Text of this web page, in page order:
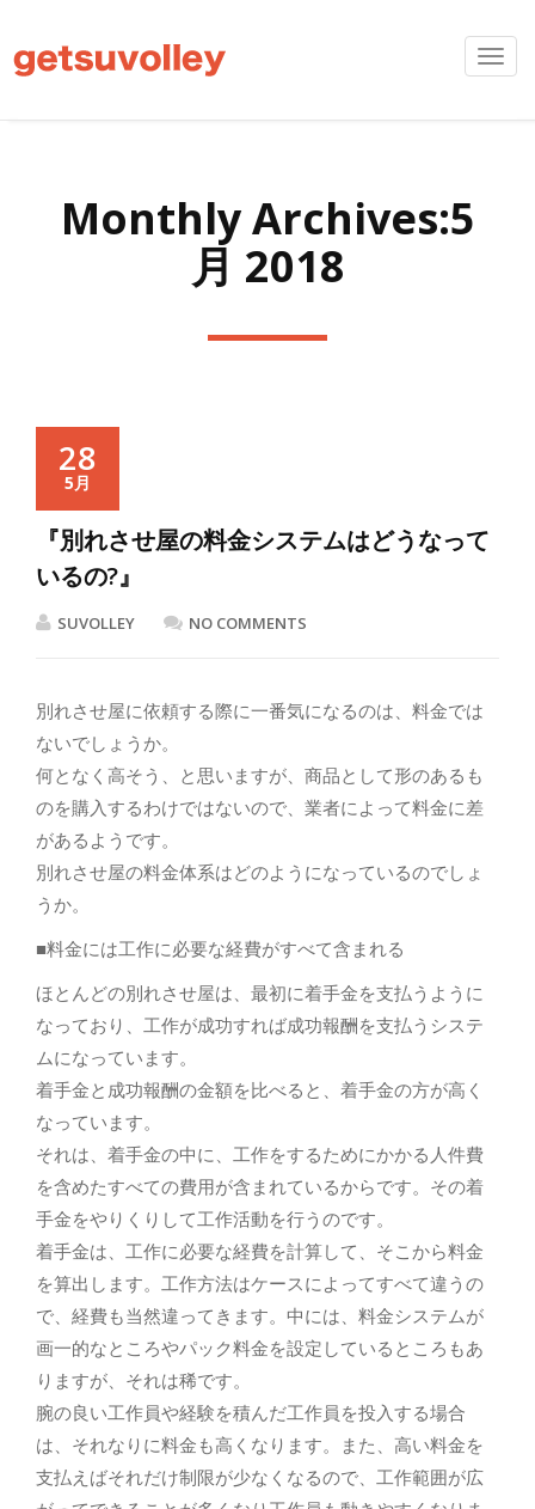
Monthly Archives:5
月 2018
28
5月
『別れさせ屋の料金システムはどうなって
いるの?』
SUVOLLEY NO COMMENTS
別れさせ屋に依頼する際に一番気になるのは、料金では
ないでしょうか。
何となく高そう、と思いますが、商品として形のあるも
のを購入するわけではないので、業者によって料金に差
があるようです。
別れさせ屋の料金体系はどのようになっているのでしょ
うか。
■料金には工作に必要な経費がすべて含まれる
ほとんどの別れさせ屋は、最初に着手金を支払うように
なっており、工作が成功すれば成功報酬を支払うシステ
ムになっています。
着手金と成功報酬の金額を比べると、着手金の方が高く
なっています。
それは、着手金の中に、工作をするためにかかる人件費
を含めたすべての費用が含まれているからです。その着
手金をやりくりして工作活動を行うのです。
着手金は、工作に必要な経費を計算して、そこから料金
を算出します。工作方法はケースによってすべて違うの
で、経費も当然違ってきます。中には、料金システムが
画一的なところやパック料金を設定しているところもあ
りますが、それは稀です。
腕の良い工作員や経験を積んだ工作員を投入する場合
は、それなりに料金も高くなります。また、高い料金を
支払えばそれだけ制限が少なくなるので、工作範囲が広